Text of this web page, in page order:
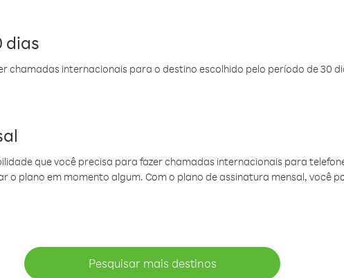
dias
chamadas internacionais para o destino escolhido pelo período de 30
que você precisa para fazer chamadas internacionais para
o plano em momento algum. Com o plano de assinatura mensal, você
Pesquisar mais destinos